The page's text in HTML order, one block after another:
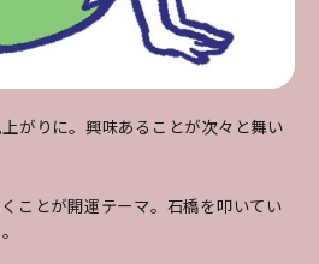
がりに。興味あるこ とが次々と舞い
ことが開運テーマ。石橋を叩いてい